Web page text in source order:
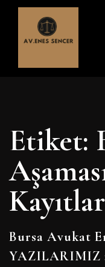
Etiket:
Bursa Avukat
YAZILARIMIZ